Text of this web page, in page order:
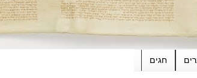
חגים